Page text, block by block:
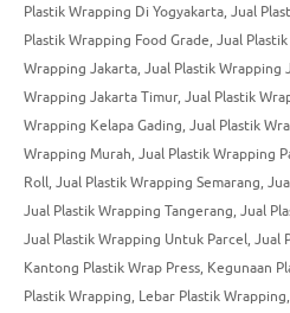
Plastik Wrapping Di Yogyakarta, Jual
Plastik Wrapping Food Grade, Jual
Wrapping Jakarta, Jual Plastik Wrapping
Wrapping Jakarta Timur, Jual Plastik
Wrapping Kelapa Gading, Jual Plastik
Wrapping Murah, Jual Plastik Wrapping
Roll, Jual Plastik Wrapping Semarang,
Jual Plastik Wrapping Tangerang, Jual
Jual Plastik Wrapping Untuk Parcel, Jual
Kantong Plastik Wrap Press, Kegunaan
Plastik Wrapping, Lebar Plastik Wrapping,